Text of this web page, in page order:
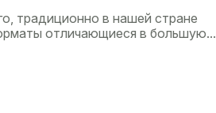
традиционно в нашей стране
отличающиеся в большую...